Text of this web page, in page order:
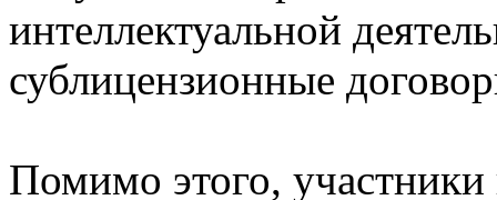
интеллектуальной
сублицензионные
Помимо этого,